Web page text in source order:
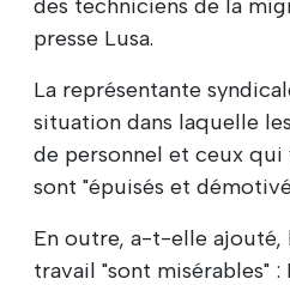
des techniciens de la
presse Lusa.
La représentante
situation dans laquelle
de personnel et ceux
sont "épuisés et
En outre, a-t-elle ajouté,
travail "sont misérables"